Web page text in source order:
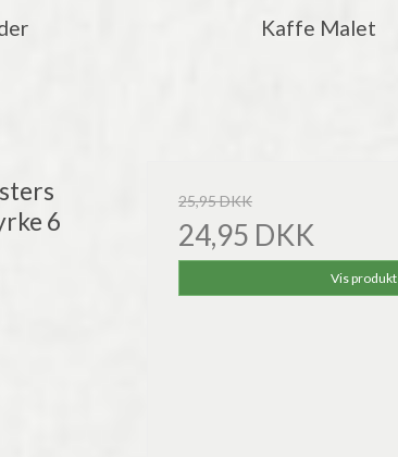
Kaffe Malet
6
25,95 DKK
24,95 DKK
Vis produkt